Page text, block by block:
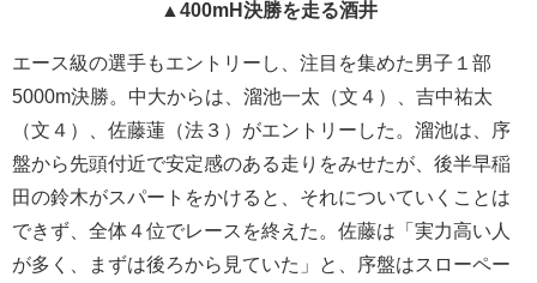
▲400mH決勝を走る酒井
エース級の選手もエントリーし、注目を集めた男子１部
5000m決勝。中大からは、溜池一太（文４）、吉中祐太
（文４）、佐藤蓮（法３）がエントリーした。溜池は、序
盤から先頭付近で安定感のある走りをみせたが、後半早稲
田の鈴木がスパートをかけると、それについていくことは
できず、全体４位でレースを終えた。佐藤は「実力高い人
が多く、まずは後ろから見ていた」と、序盤はスローペー